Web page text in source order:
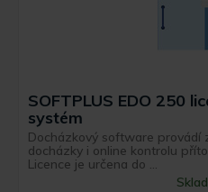
SOFTPLUS EDO 250
systém
Docházkový software provádí
docházky i online kontrolu
Licence je určena do ...